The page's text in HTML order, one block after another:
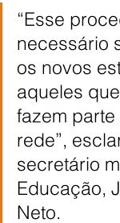
“Esse
necessário
os novos
aqueles
fazem
rede”,
secretário
Educação,
Neto.